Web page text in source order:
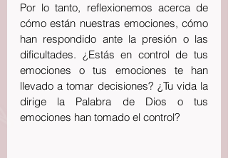
Por lo tanto, reflexionemos acerca de
cómo están nuestras emociones, cómo
han respondido ante la presión o las
dificultades. ¿Estás en control de tus
emociones o tus emociones te han
llevado a tomar decisiones? ¿Tu vida la
dirige la Palabra de Dios o tus
emociones han tomado el control?